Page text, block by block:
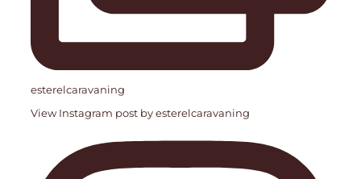
esterelcaravaning
View Instagram post by esterelcaravaning